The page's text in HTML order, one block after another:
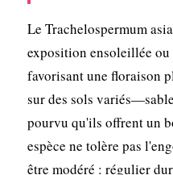
Le Trachelospermum
exposition ensoleillée
favorisant une floraison
sur des sols
pourvu qu'ils offrent un
espèce ne tolère pas
être modéré : régulier